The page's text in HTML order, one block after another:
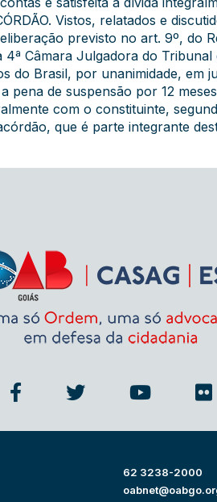
Vistos, relatados e
previsto no art. 9º, do
4ª Câmara Julgadora do
do Brasil, por unanimidade, em
pena de suspensão por 12
com o constituinte,
que é parte integrante
62 3238-2000